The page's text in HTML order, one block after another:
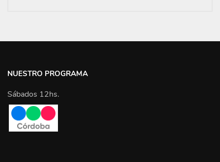
NUESTRO PROGRAMA
Sábados 12hs.